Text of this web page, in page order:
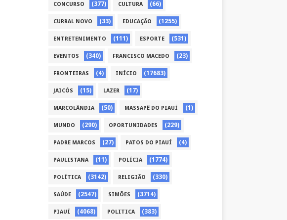
CONCURSO (377) CULTURA (66)
CURRAL NOVO (33) EDUCAÇÃO (1255)
ENTRETENIMENTO (111) ESPORTE (531)
EVENTOS (340) FRANCISCO MACEDO (23)
FRONTEIRAS (4) INÍCIO (17683)
JAICÓS (15) LAZER (17)
MARCOLÂNDIA (50) MASSAPÊ DO PIAUÍ (1)
MUNDO (290) OPORTUNIDADES (229)
PADRE MARCOS (27) PATOS DO PIAUÍ (4)
PAULISTANA (11) POLÍCIA (1774)
POLÍTICA (3142) RELIGIÃO (330)
SAÚDE (2547) SIMÕES (3714)
PIAUÍ (4068) POLITICA (383)